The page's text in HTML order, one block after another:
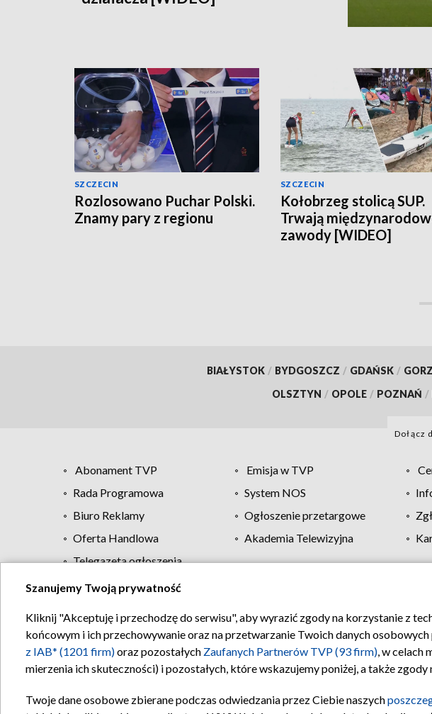
SZCZECIN
Rozlosowano Puchar Polski.
Znamy pary z regionu
SZCZECIN
Kołobrzeg stolicą SUP.
Trwają
zawody [WIDEO]
BIAŁYSTOK / BYDGOSZCZ / GDAŃSK /
OLSZTYN / OPOLE / POZNAŃ /
Dołącz
Abonament TVP Emisja w TVP
Rada Programowa
System NOS
Biuro Reklamy
Ogłoszenie przetargowe
Oferta Handlowa
Akademia Telewizyjna
Telegazeta ogłoszenia
Regulamin TVP Polityka prywatności
Szanujemy Twoją prywatność
Kliknij "Akceptuję i przechodzę do serwisu", aby wyrazić zgody na korzystanie z
końcowym i ich przechowywanie oraz na przetwarzanie Twoich danych
z IAB* (1201 firm)oraz pozostałych Zaufanych Partnerów TVP (93 firm), w celach
mierzenia ich skuteczności) i pozostałych, które wskazujemy poniżej, a także
Twoje dane osobowe zbierane podczas odwiedzania przez Ciebie naszych